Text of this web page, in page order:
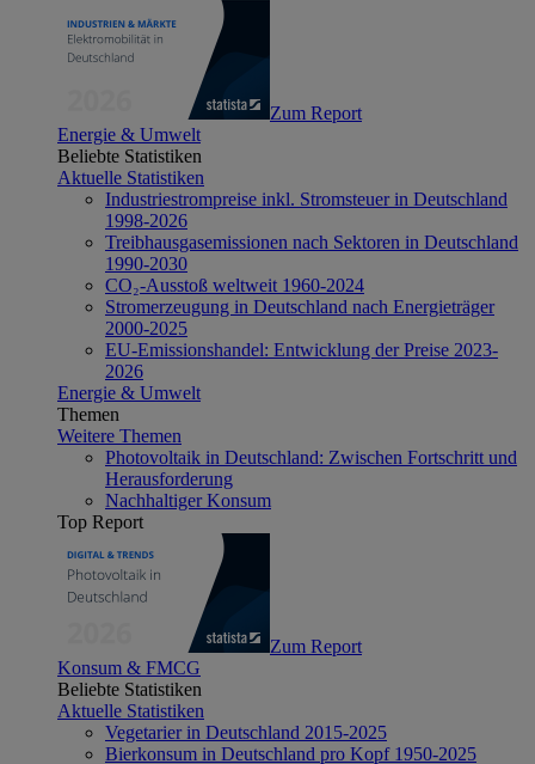
Zum Report
Energie & Umwelt
Beliebte Statistiken
Aktuelle Statistiken
Industriestrompreise inkl. Stromsteuer in Deutschland
1998-2026
Treibhausgasemissionen nach Sektoren in Deutschland
1990-2030
CO₂-Ausstoß weltweit 1960-2024
Stromerzeugung in Deutschland nach Energieträger
2000-2025
EU-Emissionshandel: Entwicklung der Preise 2023-
2026
Energie & Umwelt
Themen
Weitere Themen
Photovoltaik in Deutschland: Zwischen Fortschritt und
Herausforderung
Nachhaltiger Konsum
Top Report
Zum Report
Konsum & FMCG
Beliebte Statistiken
Aktuelle Statistiken
Vegetarier in Deutschland 2015-2025
Bierkonsum in Deutschland pro Kopf 1950-2025